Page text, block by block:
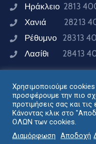
Ηράκλειο 2813
Χανιά 28213
Ρέθυμνο 28313
Λασίθι 28413
Συνδεθείτε μαζί
Σχεδιασμός -
Διακυβέρνησης
Χρησιμοποιούμε
προσφέρουμε την πιο
προτιμήσεις σας και
Κάνοντας κλικ στο
ΟΛΩΝ των cookies.
Διαμόρφωση
Αποδοχή